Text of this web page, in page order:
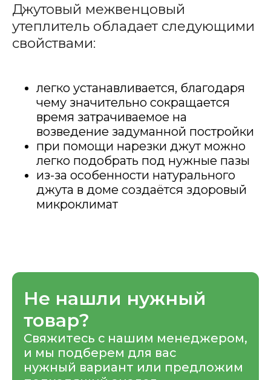
Джутовый межвенцовый
утеплитель обладает следующими
свойствами:
легко устанавливается, благодаря
чему значительно сокращается
время затрачиваемое на
возведение задуманной постройки
при помощи нарезки джут можно
легко подобрать под нужные пазы
из-за особенности натурального
джута в доме создаётся здоровый
микроклимат
Не нашли нужный
товар?
Свяжитесь с нашим менеджером,
и мы подберем для вас
нужный вариант или предложим